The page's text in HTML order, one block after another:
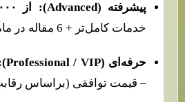
پیشرفته (Advanced): از ۳۸,۰۰۰,۰۰۰ تومان
خدمات کامل‌تر + 6 مقاله در ماه
حرفه‌ای (Professional / VIP): خدمات 360 سئو
– قیمت توافقی (براساس